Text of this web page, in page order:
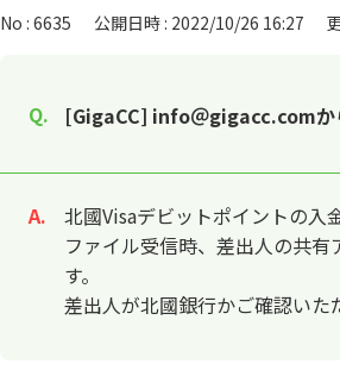
No : 6635 公開日時 : 2022/10/26 16:27
[GigaCC] info＠gigacc.comか
回答
北國Visaデビットポイントの入
ファイル受信時、差出人の共
す。
差出人が北國銀行かご確認い